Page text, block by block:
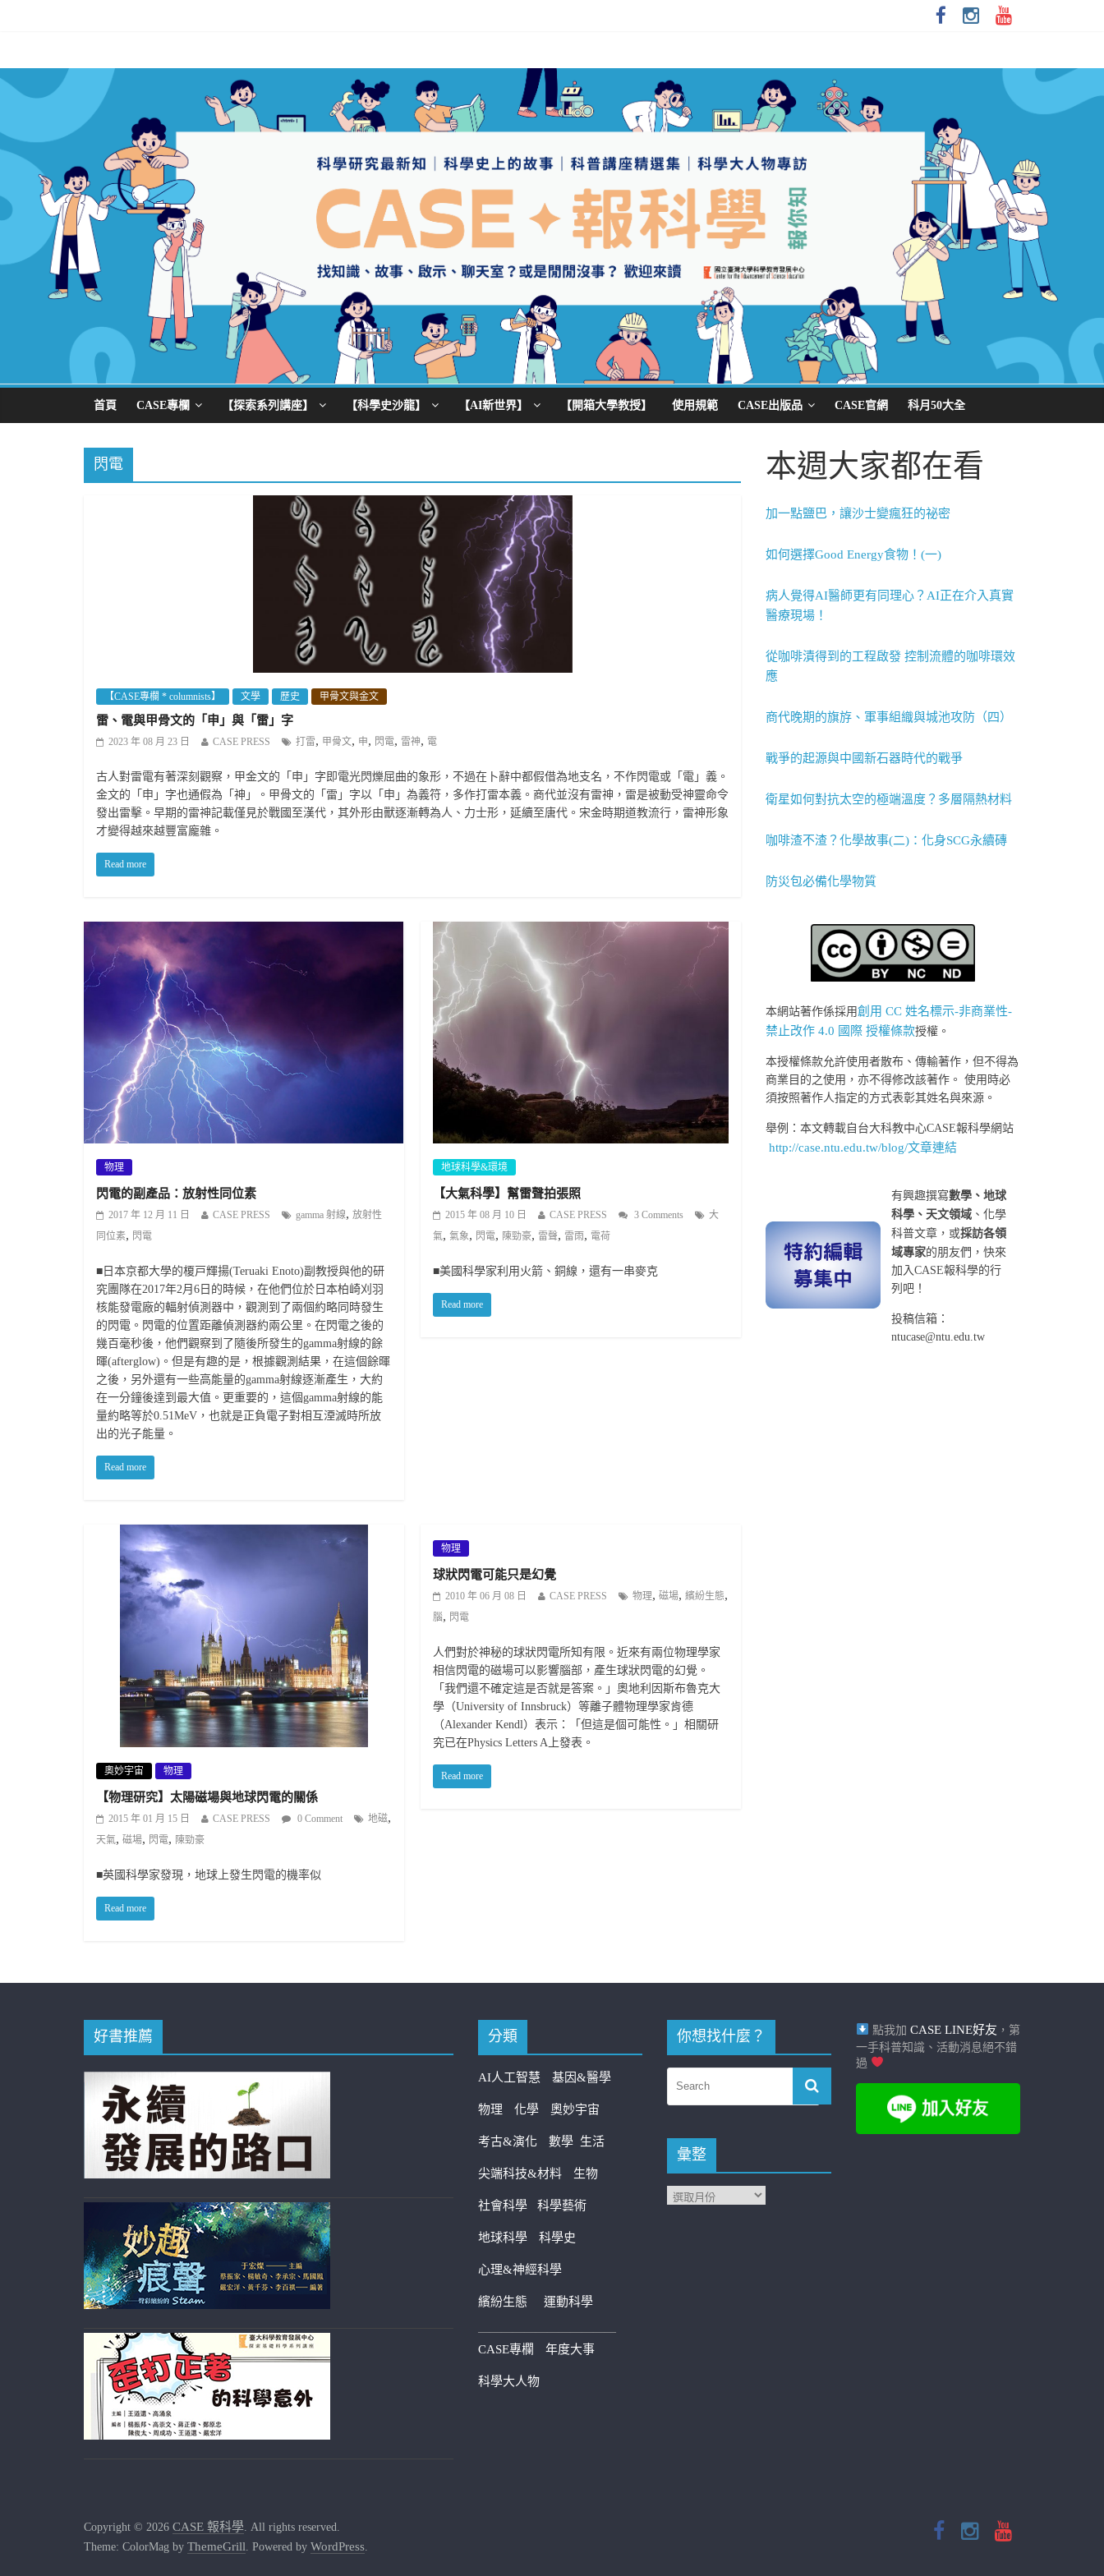
首頁 CASE專欄 【探索系列講座】 【科學史沙龍】 【AI新世界】 【開箱大學教授】 使用規範 CASE出版品 CASE官網 科月50大全
閃電
【CASE專欄 * columnists】 文學 歷史 甲骨文與金文
雷、電與甲骨文的「申」與「雷」字
2023 年 08 月 23 日 CASE PRESS 打雷, 甲骨文, 申, 閃電, 雷神, 電
古人對雷電有著深刻觀察，甲金文的「申」字即電光閃爍屈曲的象形，不過在卜辭中都假借為地支名，不作閃電或「電」義。
金文的「申」字也通假為「神」。甲骨文的「雷」字以「申」為義符，多作打雷本義。商代並沒有雷神，雷是被動受神靈命令
發出雷擊。早期的雷神記載僅見於戰國至漢代，其外形由獸逐漸轉為人、力士形，延續至唐代。宋金時期道教流行，雷神形象
才變得越來越豐富龐雜。
Read more
物理
閃電的副產品：放射性同位素
2017 年 12 月 11 日 CASE PRESS gamma 射線, 放射性
同位素, 閃電
■日本京都大學的榎戸輝揚(Teruaki Enoto)副教授與他的研
究團隊在2017年2月6日的時候，在他們位於日本柏崎刈羽
核能發電廠的輻射偵測器中，觀測到了兩個約略同時發生
的閃電。閃電的位置距離偵測器約兩公里。在閃電之後的
幾百毫秒後，他們觀察到了隨後所發生的gamma射線的餘
暉(afterglow)。但是有趣的是，根據觀測結果，在這個餘暉
之後，另外還有一些高能量的gamma射線逐漸產生，大約
在一分鐘後達到最大值。更重要的，這個gamma射線的能
量約略等於0.51MeV，也就是正負電子對相互湮滅時所放
出的光子能量。
Read more
地球科學&環境
【大氣科學】幫雷聲拍張照
2015 年 08 月 10 日 CASE PRESS 3 Comments
大
氣,氣象, 閃電, 陳勁豪, 雷聲, 雷雨, 電荷
■美國科學家利用火箭、銅線，還有一串麥克
Read more
奧妙宇宙 物理
【物理研究】太陽磁場與地球閃電的關係
2015 年 01 月 15 日 CASE PRESS 0 Comment 地磁,
天氣, 磁場, 閃電, 陳勁豪
■英國科學家發現，地球上發生閃電的機率似
Read more
物理
球狀閃電可能只是幻覺
2010 年 06 月 08 日 CASE PRESS 物理,磁場,繽紛生態,
腦, 閃電
人們對於神秘的球狀閃電所知有限。近來有兩位物理學家
相信閃電的磁場可以影響腦部，產生球狀閃電的幻覺。
「我們還不確定這是否就是答案。」奧地利因斯布魯克大
學（University of Innsbruck）等離子體物理學家肯德
（Alexander Kendl）表示：「但這是個可能性。」相關研
究已在Physics Letters A上發表。
Read more
本週大家都在看
加一點鹽巴，讓沙士變瘋狂的祕密
如何選擇Good Energy食物！(一)
病人覺得AI醫師更有同理心？AI正在介入真實
醫療現場！
從咖啡漬得到的工程啟發 控制流體的咖啡環效
應
商代晚期的旗斿、軍事組織與城池攻防（四）
戰爭的起源與中國新石器時代的戰爭
衛星如何對抗太空的極端溫度？多層隔熱材料
咖啡渣不渣？化學故事(二)：化身SCG永續磚
防災包必備化學物質
本網站著作係採用創用 CC 姓名標示-非商業性-
禁止改作 4.0 國際 授權條款授權。
本授權條款允許使用者散布、傳輸著作，但不得為
商業目的之使用，亦不得修改該著作。 使用時必
須按照著作人指定的方式表彰其姓名與來源。
舉例：本文轉載自台大科教中心CASE報科學網站
http://case.ntu.edu.tw/blog/文章連結
有興趣撰寫數學、地球
科學、天文領域 、化學
科普文章，或採訪各領
域專家的朋友們，快來
加入CASE報科學的行
列吧！
投稿信箱：
ntucase@ntu.edu.tw
好書推薦 分類
AI人工智慧 基因&醫學
物理 化學 奧妙宇宙
考古&演化 數學 生活
尖端科技&材料 生物
社會科學 科學藝術
地球科學 科學史
心理&神經科學
繽紛生態 運動科學
————————————
CASE專欄 年度大事
科學大人物
你想找什麼？
彙整
點我加 CASE LINE好友 ，第
一手科普知識、活動消息絕不錯
過
Copyright © 2026 CASE 報科學 . All rights reserved.
Theme: ColorMag by ThemeGrill . Powered by WordPress